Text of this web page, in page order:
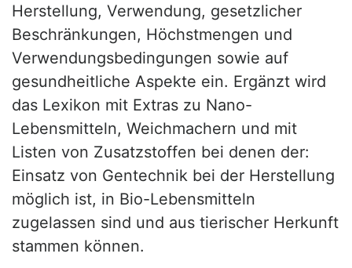
Herstellung, Verwendung, gesetzlicher
Beschränkungen, Höchstmengen und
Verwendungsbedingungen sowie auf
gesundheitliche Aspekte ein. Ergänzt wird
das Lexikon mit Extras zu Nano-
Lebensmitteln, Weichmachern und mit
Listen von Zusatzstoffen bei denen der:
Einsatz von Gentechnik bei der Herstellung
möglich ist, in Bio-Lebensmitteln
zugelassen sind und aus tierischer Herkunft
stammen können.